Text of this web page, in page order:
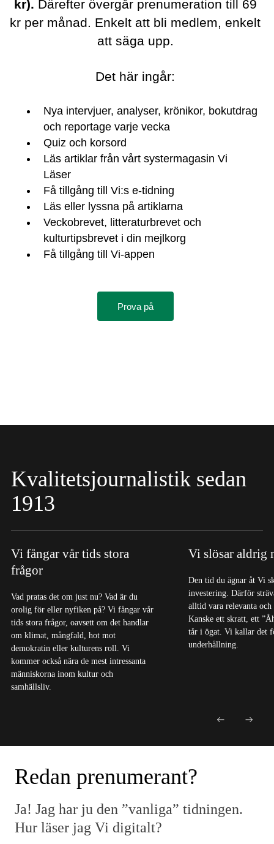
kr). Därefter övergår prenumeration till 69
kr per månad. Enkelt att bli medlem, enkelt
att säga upp.
Det här ingår:
Nya intervjuer, analyser, krönikor, bokutdrag
och reportage varje vecka
Quiz och korsord
Läs artiklar från vårt systermagasin Vi
Läser
Få tillgång till Vi:s e-tidning
Läs eller lyssna på artiklarna
Veckobrevet, litteraturbrevet och
kulturtipsbrevet i din mejlkorg
Få tillgång till Vi-appen
Prova på
Kvalitetsjournalistik sedan
1913
Vi fångar vår tids stora
frågor
Vad pratas det om just nu? Vad är du
orolig för eller nyfiken på? Vi fångar vår
tids stora frågor, oavsett om det handlar
om klimat, mångfald, hot mot
demokratin eller kulturens roll. Vi
kommer också nära de mest intressanta
människorna inom kultur och
samhällsliv.
Vi slösar aldrig
Den tid du ägnar åt Vi
investering. Därför
alltid vara relevanta och
Kanske ett skratt, ett
tår i ögat. Vi kallar det
underhållning.
Redan prenumerant?
Ja! Jag har ju den ”vanliga” tidningen.
Hur läser jag Vi digitalt?